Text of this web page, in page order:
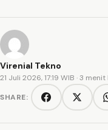
Virenial Tekno
21 Juli 2026, 17:19 WIB · 3
SHARE:
Facebook